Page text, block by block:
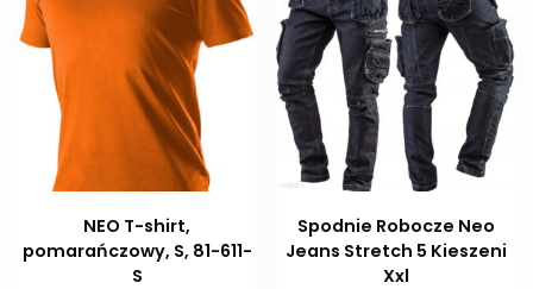
NEO T-shirt,
pomarańczowy, S, 81-611-
S
Spodnie Robocze Neo
Jeans Stretch 5 Kieszeni
Xxl